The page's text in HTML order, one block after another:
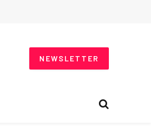
NEWSLETTER